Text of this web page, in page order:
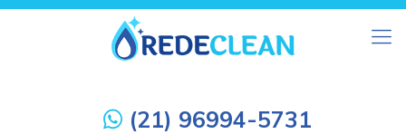
(21) 96994-5731